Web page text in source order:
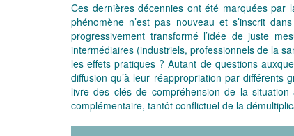
Ces dernières décennies ont été marquées par
phénomène n’est pas nouveau et s’inscrit
progressivement transformé l’idée de juste
intermédiaires (industriels, professionnels de la
les effets pratiques ? Autant de questions
diffusion qu’à leur réappropriation par différents
livre des clés de compréhension de la
complémentaire, tantôt conflictuel de la